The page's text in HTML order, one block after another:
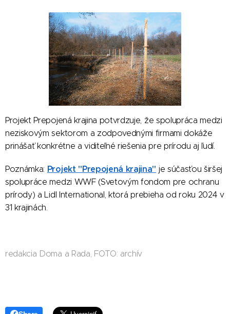
Projekt Prepojená krajina potvrdzuje, že spolupráca medzi
neziskovým sektorom a zodpovednými firmami dokáže
prinášať konkrétne a viditeľné riešenia pre prírodu aj ľudí.
Poznámka: Projekt "Prepojená krajina" je súčasťou širšej
spolupráce medzi WWF (Svetovým fondom pre ochranu
prírody) a Lidl International, ktorá prebieha od roku 2024 v
31 krajinách.
redakcia Doma a Rada, FOTO: archív